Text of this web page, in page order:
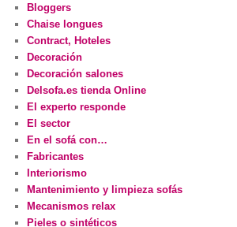
Bloggers
Chaise longues
Contract, Hoteles
Decoración
Decoración salones
Delsofa.es tienda Online
El experto responde
El sector
En el sofá con…
Fabricantes
Interiorismo
Mantenimiento y limpieza sofás
Mecanismos relax
Pieles o sintéticos